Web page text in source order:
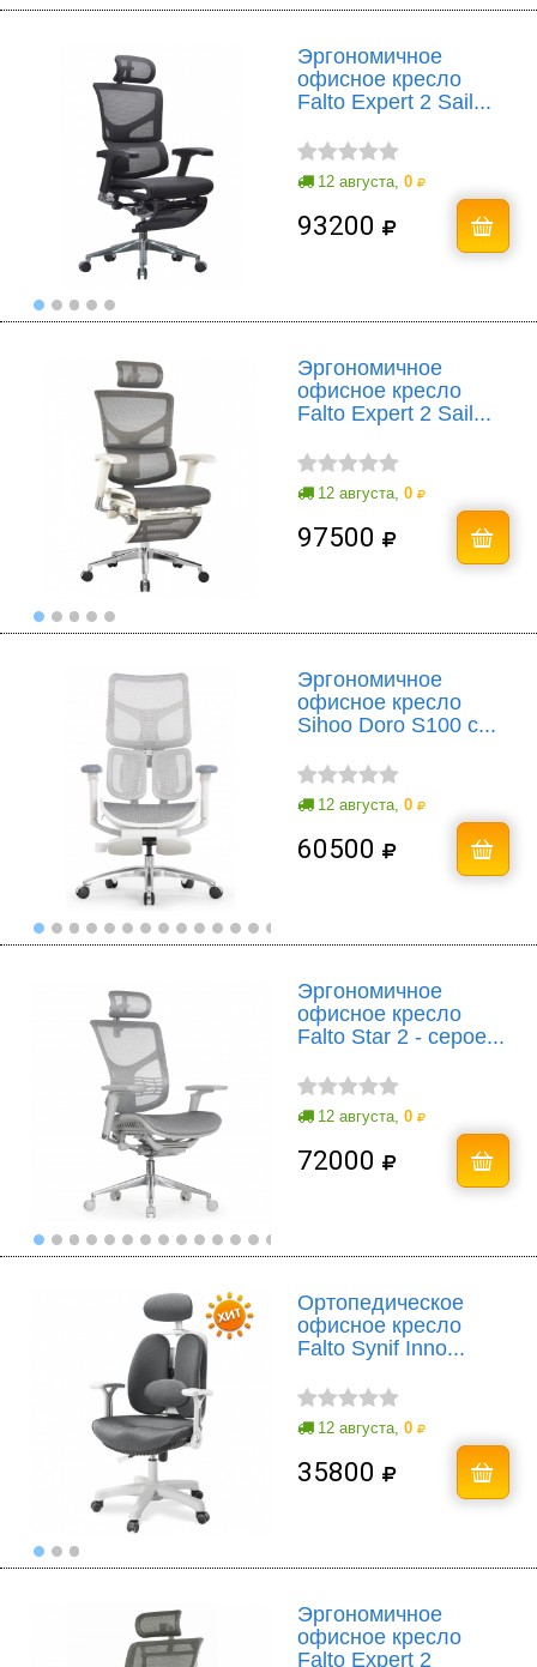
Эргономичное
офисное кресло
Falto Expert 2 Sail...
12 августа, 0
93200
Эргономичное
офисное кресло
Falto Expert 2 Sail...
12 августа, 0
97500
Эргономичное
офисное кресло
Sihoo Doro S100 с...
12 августа, 0
60500
Эргономичное
офисное кресло
Falto Star 2 - серое...
12 августа, 0
72000
Ортопедическое
офисное кресло
Falto Synif Inno...
12 августа, 0
35800
Эргономичное
офисное кресло
Falto Expert 2